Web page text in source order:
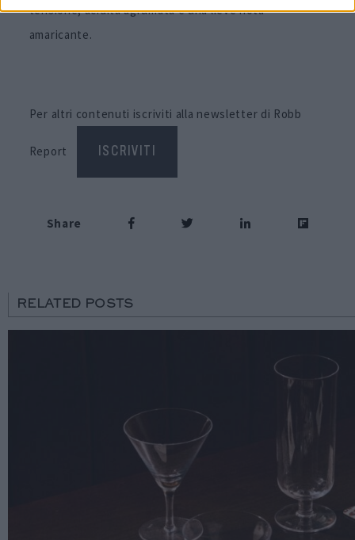
tensione, acidità agrumata e una lieve nota
amaricante.
Per altri contenuti iscriviti alla newsletter di Robb
Report ISCRIVITI
Share
RELATED POSTS